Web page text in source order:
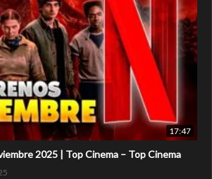
17:47
2025 | Top Cinema – Top Cinema